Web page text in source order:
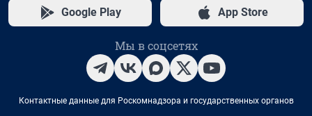
Google Play App Store
Мы в соцсетях
Контактные данные для Роскомнадзора и государственных органов